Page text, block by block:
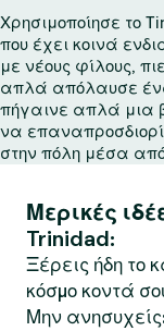
Χρησιμοποίησε το
που έχει κοινά
με νέους φίλους,
απλά απόλαυσε
πήγαινε απλά μια
να
στην πόλη μέσα
Μερικές
Trinidad:
Ξέρεις ήδη το
κόσμο κοντά
Μην